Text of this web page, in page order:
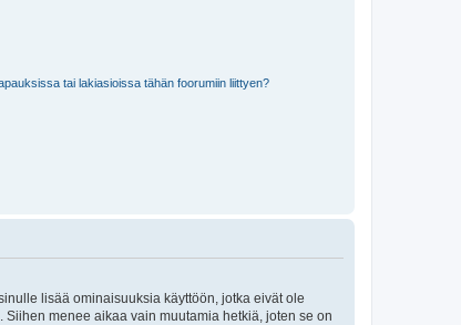
tai lakiasioissa tähän foorumiin liittyen?
lisää ominaisuuksia käyttöön, jotka eivät ole
menee aikaa vain muutamia hetkiä, joten se on